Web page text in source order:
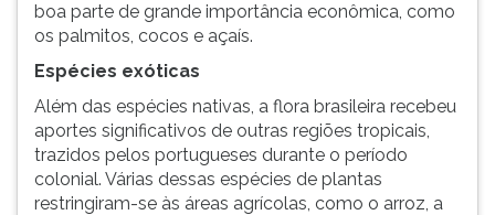
boa parte de grande importância econômica, como
os palmitos, cocos e açaís.
Espécies exóticas
Além das espécies nativas, a flora brasileira recebeu
aportes significativos de outras regiões tropicais,
trazidos pelos portugueses durante o período
colonial. Várias dessas espécies de plantas
restringiram-se às áreas agrícolas, como o arroz, a